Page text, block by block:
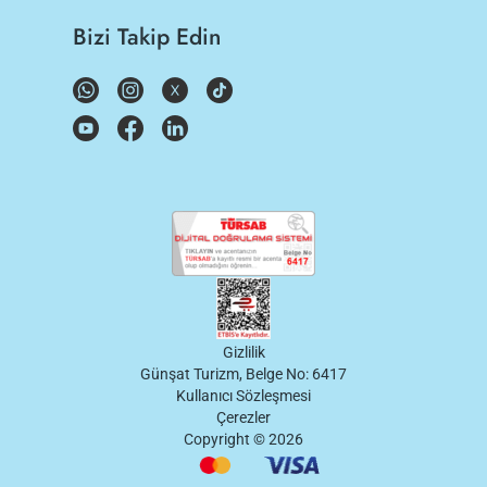
Bizi Takip Edin
Gizlilik
Günşat Turizm, Belge No: 6417
Kullanıcı Sözleşmesi
Çerezler
Copyright ©2026